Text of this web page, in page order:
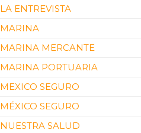
LA ENTREVISTA
MARINA
MARINA MERCANTE
MARINA PORTUARIA
MEXICO SEGURO
MÉXICO SEGURO
NUESTRA SALUD